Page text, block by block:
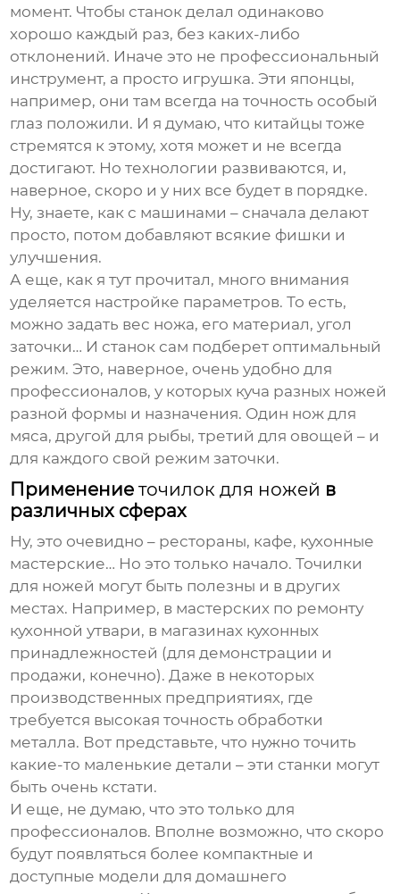
момент. Чтобы станок делал одинаково
хорошо каждый раз, без каких-либо
отклонений. Иначе это не профессиональный
инструмент, а просто игрушка. Эти японцы,
например, они там всегда на точность особый
глаз положили. И я думаю, что китайцы тоже
стремятся к этому, хотя может и не всегда
достигают. Но технологии развиваются, и,
наверное, скоро и у них все будет в порядке.
Ну, знаете, как с машинами – сначала делают
просто, потом добавляют всякие фишки и
улучшения.
А еще, как я тут прочитал, много внимания
уделяется настройке параметров. То есть,
можно задать вес ножа, его материал, угол
заточки… И станок сам подберет оптимальный
режим. Это, наверное, очень удобно для
профессионалов, у которых куча разных ножей
разной формы и назначения. Один нож для
мяса, другой для рыбы, третий для овощей – и
для каждого свой режим заточки.
Применениеточилок для ножей в
различных сферах
Ну, это очевидно – рестораны, кафе, кухонные
мастерские… Но это только начало. Точилки
для ножей могут быть полезны и в других
местах. Например, в мастерских по ремонту
кухонной утвари, в магазинах кухонных
принадлежностей (для демонстрации и
продажи, конечно). Даже в некоторых
производственных предприятиях, где
требуется высокая точность обработки
металла. Вот представьте, что нужно точить
какие-то маленькие детали – эти станки могут
быть очень кстати.
И еще, не думаю, что это только для
профессионалов. Вполне возможно, что скоро
будут появляться более компактные и
доступные модели для домашнего